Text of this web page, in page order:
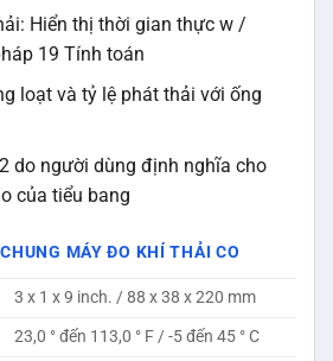
Hiển thị thời gian thực w /
19 Tính toán
loạt và tỷ lệ phát thải với ống
do người dùng định nghĩa cho
của tiểu bang
MÁY ĐO KHÍ THẢI CO
3 x 1 x 9 inch. / 88 x 38 x 220 mm
23,0 ° đến 113,0 ° F / -5 đến 45 ° C